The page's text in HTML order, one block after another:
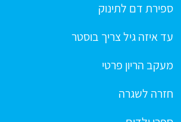
ספירת דם לתינוק
עד איזה גיל צריך בוסטר
מעקב הריון פרטי
חזרה לשגרה